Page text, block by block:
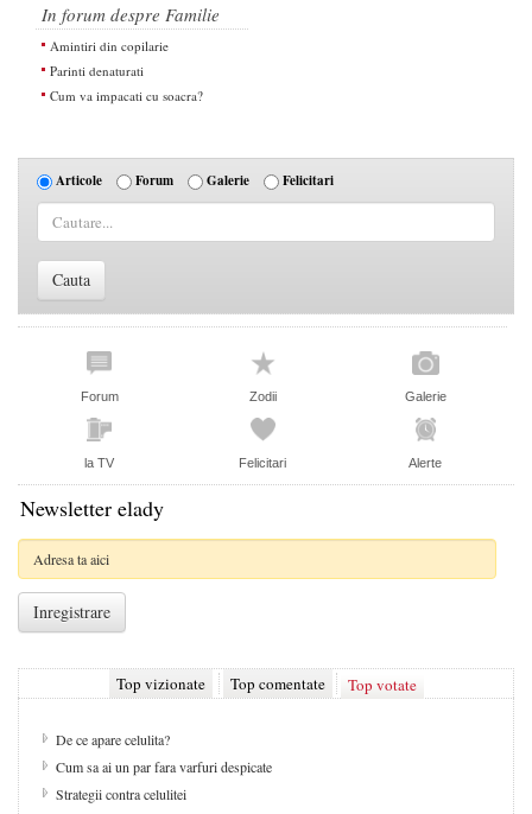
In forum despre Familie
Amintiri din copilarie
Parinti denaturati
Cum va impacati cu soacra?
Articole Forum Galerie Felicitari
Forum Zodii Galerie
la TV Felicitari Alerte
Newsletter elady
Top vizionate Top comentate Top votate
De ce apare celulita?
Cum sa ai un par fara varfuri despicate
Strategii contra celulitei